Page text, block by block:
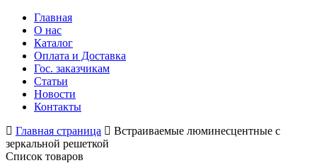
Главная
О нас
Каталог
Оплата и Доставка
Гос. заказчикам
Статьи
Новости
Контакты
Главная страница
Встраиваемые люминесцентные с
зеркальной решеткой
Список товаров